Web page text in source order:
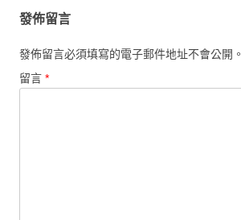
發佈留言
發佈留言必須填寫的電子郵件地址不會公開。
留言 *